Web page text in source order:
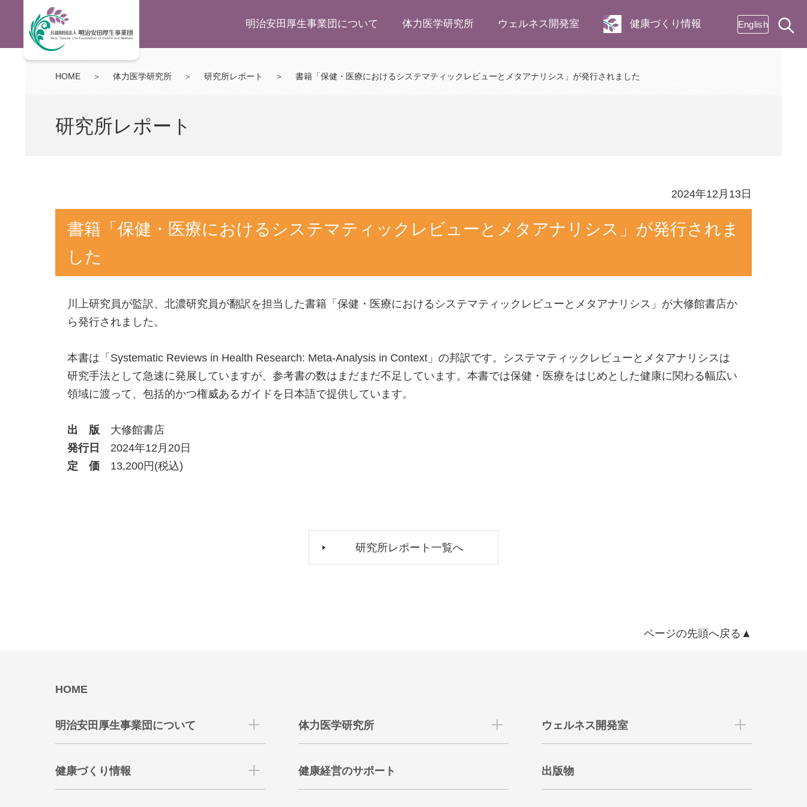
明治安田厚生事業団について 体力医学研究所 ウェルネス開発室 健康づくり情報 English
HOME ＞ 体力医学研究所 ＞ 研究所レポート ＞ 書籍「保健・医療におけるシステマティックレビューとメタアナリシス」が発行されました
研究所レポート
2024年12月13日
書籍「保健・医療におけるシステマティックレビューとメタアナリシス」が発行されま
した
川上研究員が監訳、北濃研究員が翻訳を担当した書籍「保健・医療におけるシステマティックレビューとメタアナリシス」が大修館書店か
ら発行されました。
本書は「Systematic Reviews in Health Research: Meta-Analysis in Context」の邦訳です。システマティックレビューとメタアナリシスは
研究手法として急速に発展していますが、参考書の数はまだまだ不足しています。本書では保健・医療をはじめとした健康に関わる幅広い
領域に渡って、包括的かつ権威あるガイドを日本語で提供しています。
出 版 大修館書店
発行日
2024年12月20日
定 価 13,200円(税込)
研究所レポート一覧へ
ページの先頭へ戻る▲
HOME
明治安田厚生事業団について 体力医学研究所 ウェルネス開発室
健康づくり情報 健康経営のサポート 出版物